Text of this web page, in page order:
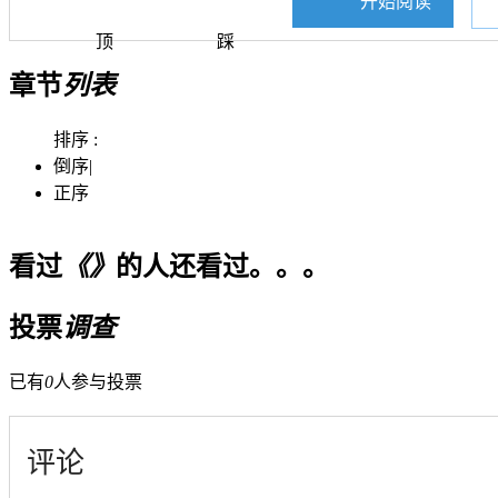
顶 踩
章节列表
排序 :
倒序|
正序
看过《》 的人还看过。。。
投票调查
已有0人参与投票
评论